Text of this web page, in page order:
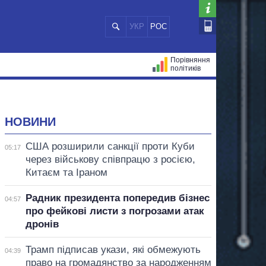
УКР РОС
Порівняння
політиків
НОВИНИ
05:17
США розширили санкції проти Куби
через військову співпрацю з росією,
Китаєм та Іраном
04:57
Радник президента попередив бізнес
про фейкові листи з погрозами атак
дронів
04:39
Трамп підписав укази, які обмежують
право на громадянство за народженням